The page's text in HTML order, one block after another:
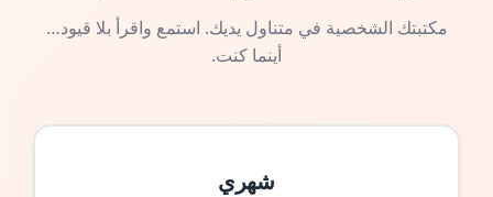
مكتبتك الشخصية في متناول يديك. استمع واقرأ بلا قيود…
أينما كنت.
شهري